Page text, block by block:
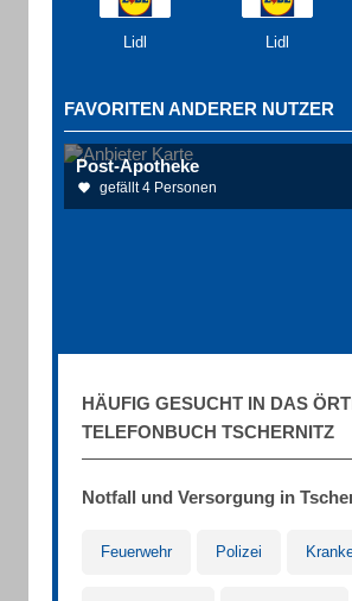
Lidl Lidl
FAVORITEN ANDERER NUTZER
Post-Apotheke
gefällt 4 Personen
HÄUFIG GESUCHT IN DAS
TELEFONBUCH TSCHERNITZ
Notfall und Versorgung in
Feuerwehr Polizei